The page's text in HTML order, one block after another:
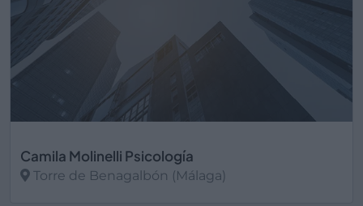
Camila Molinelli Psicología
Torre de Benagalbón (Málaga)